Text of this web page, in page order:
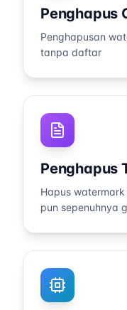
Penghapus
Penghapusan
tanpa daftar
Penghapus
Hapus
pun sepenuhnya